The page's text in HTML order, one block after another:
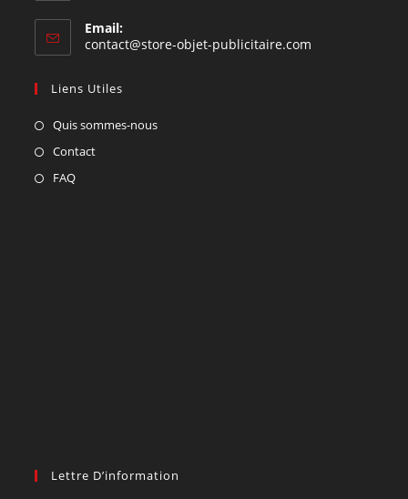
Email:
contact@store-objet-publicitaire.com
Liens Utiles
Quis sommes-nous
Contact
FAQ
Lettre D’information